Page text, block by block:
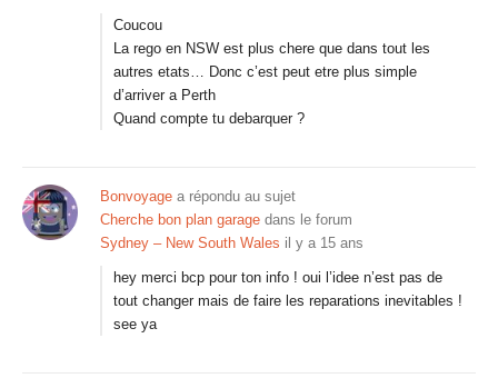
Coucou
La rego en NSW est plus chere que dans tout les
autres etats… Donc c’est peut etre plus simple
d’arriver a Perth
Quand compte tu debarquer ?
Bonvoyage a répondu au sujet
Cherche bon plan garage dans le forum
Sydney – New South Wales il y a 15 ans
hey merci bcp pour ton info ! oui l’idee n’est pas de
tout changer mais de faire les reparations inevitables !
see ya